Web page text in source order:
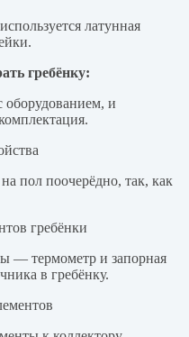
латунная
гребёнку:
оборудованием, и
пол поочерёдно, так, как
— термометр и запорная
в гребёнку.